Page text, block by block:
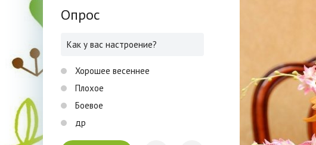
Опрос
Как у вас настроение?
Хорошее весеннее
Плохое
Боевое
др